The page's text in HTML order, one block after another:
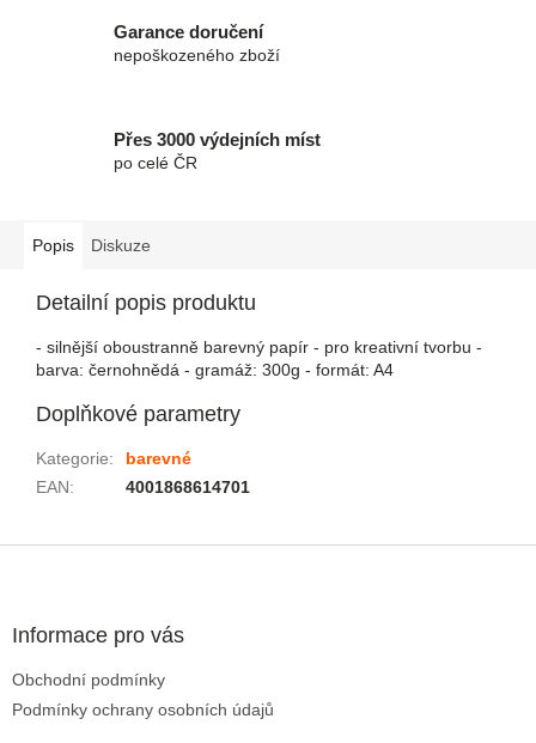
Garance doručení
nepoškozeného zboží
Přes 3000 výdejních míst
po celé ČR
Popis Diskuze
Detailní popis produktu
- silnější oboustranně barevný papír - pro kreativní tvorbu -
barva: černohnědá - gramáž: 300g - formát: A4
Doplňkové parametry
Kategorie:
barevné
EAN: 4001868614701
Informace pro vás
Obchodní podmínky
Podmínky ochrany osobních údajů